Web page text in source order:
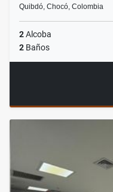
Quibdó, Chocó, Colombia
2Alcoba
2 Baños